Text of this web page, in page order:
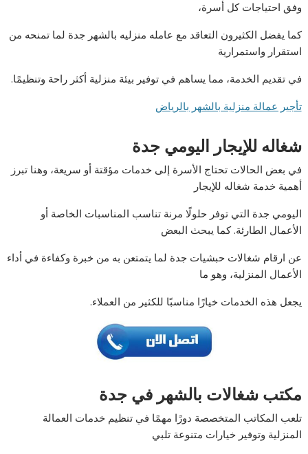
وفق احتياجات كل أسرة،
كما يفضل الكثيرون التعاقد مع عامله منزليه بالشهر جدة لما تمنحه من
استقرار واستمرارية
في تقديم الخدمة، مما يساهم في توفير بيئة منزلية أكثر راحة وتنظيمًا.
تأجير عمالة منزلية بالشهر بالرياض
شغاله للإيجار اليومي جدة
في بعض الحالات تحتاج الأسرة إلى خدمات مؤقتة أو سريعة، وهنا تبرز
أهمية خدمة شغاله للإيجار
اليومي جدة التي توفر حلولًا مرنة تناسب المناسبات الخاصة أو
الأعمال الطارئة. كما يبحث البعض
عن ارقام شغالات حبشيات جدة لما يتمتعن به من خبرة وكفاءة في أداء
الأعمال المنزلية، وهو ما
يجعل هذه الخدمات خيارًا مناسبًا للكثير من العملاء.
مكتب شغالات بالشهر في جدة
تلعب المكاتب المتخصصة دورًا مهمًا في تنظيم خدمات العمالة
المنزلية وتوفير خيارات متنوعة تلبي